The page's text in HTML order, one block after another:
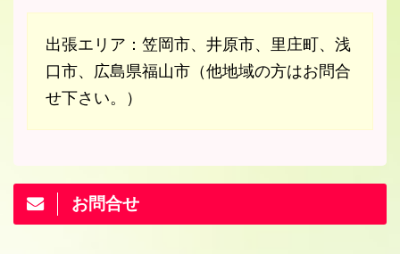
出張エリア：笠岡市、井原市、里庄町、浅
口市、広島県福山市（他地域の方はお問合
せ下さい。）
お問合せ